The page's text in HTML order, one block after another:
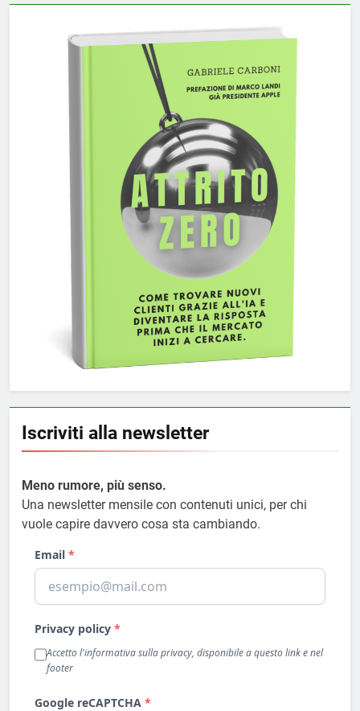
Iscriviti alla newsletter
Meno rumore, più senso.
Una newsletter mensile con contenuti unici, per chi
vuole capire davvero cosa sta cambiando.